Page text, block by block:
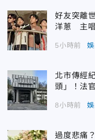
好友突離
洋蔥 主唱
5小時前
北市傳經
頭」！法
8小時前
過度悲痛